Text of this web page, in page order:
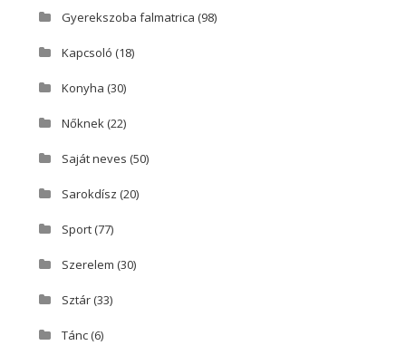
Gyerekszoba falmatrica (98)
Kapcsoló (18)
Konyha (30)
Nőknek(22)
Saját neves (50)
Sarokdísz (20)
Sport(77)
Szerelem (30)
Sztár(33)
Tánc(6)